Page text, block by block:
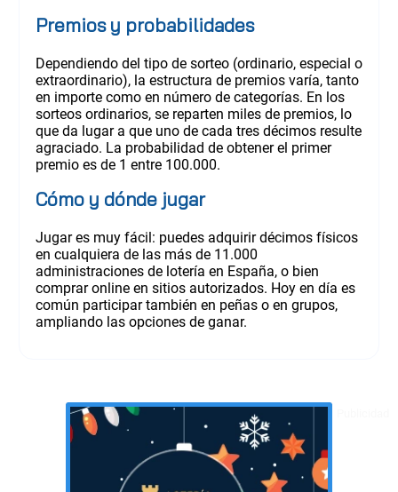
Premios y probabilidades
Dependiendo del tipo de sorteo (ordinario, especial o
extraordinario), la estructura de premios varía, tanto
en importe como en número de categorías. En los
sorteos ordinarios, se reparten miles de premios, lo
que da lugar a que uno de cada tres décimos resulte
agraciado. La probabilidad de obtener el primer
premio es de 1 entre 100.000.
Cómo y dónde jugar
Jugar es muy fácil: puedes adquirir décimos físicos
en cualquiera de las más de 11.000
administraciones de lotería en España, o bien
comprar online en sitios autorizados. Hoy en día es
común participar también en peñas o en grupos,
ampliando las opciones de ganar.